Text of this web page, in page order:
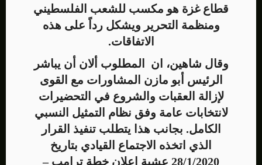
قطاع غزة هو مكسب للشعب الفلسطيني
ومنظمة التحرير ويشكل رداً على هذه
الاتفاقات.
وقال شاهين، ان المطلوب ألان أن يباشر
الرئيس أبو مازن المشاورات مع القوى
لإزالة العقبات والشروع في التحضيرات
لانتخابات عامة وفق نظام التمثيل النسبي
الكامل. بجانب هذا يتطلب تنفيذ القرار
الذي اتخذه الاجتماع القيادي بتاريخ
28/1/2020 عشية اعلان خطة ترامب –